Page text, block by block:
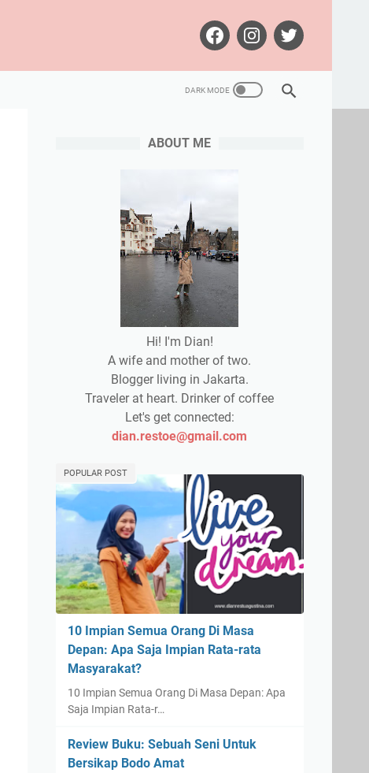
ABOUT ME
Hi! I'm Dian!
A wife and mother of two.
Blogger living in Jakarta.
Traveler at heart. Drinker of coffee
Let's get connected:
dian.restoe@gmail.com
POPULAR POST
10 Impian Semua Orang Di Masa
Depan: Apa Saja Impian Rata-rata
Masyarakat?
10 Impian Semua Orang Di Masa Depan: Apa
Saja Impian Rata-r…
Review Buku: Sebuah Seni Untuk
Bersikap Bodo Amat